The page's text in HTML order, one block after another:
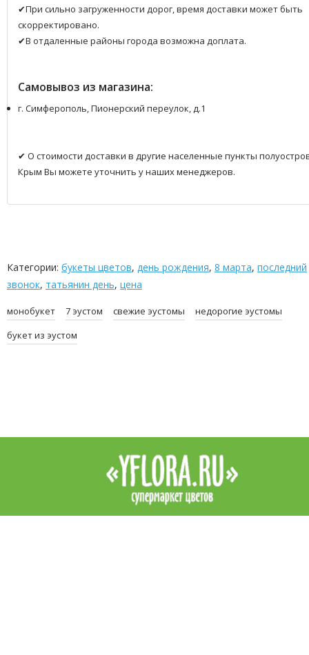
✔При сильно загруженности дорог, время доставки может быть
скорректировано.
✔В отдаленные районы города возможна доплата.
Самовывоз из магазина:
г. Симферополь, Пионерский переулок, д.1
✔ О стоимости доставки в другие населенные пункты
Крым Вы можете уточнить у наших менеджеров.
Категории: букеты цветов, день рождения, 8 марта, последний
звонок, татьянин день, цена
монобукет 7 эустом свежие эустомы
недорогие эустомы
букет из эустом